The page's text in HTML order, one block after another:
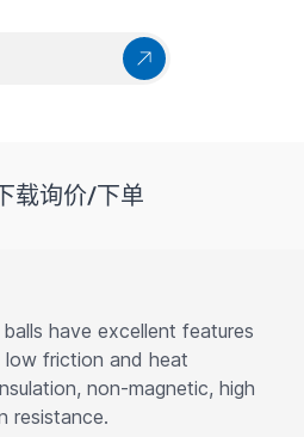
载询价/下单
have excellent features
low friction and heat
non-magnetic, high
resistance.